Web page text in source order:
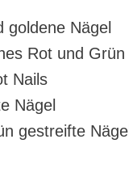
goldene Nägel
Rot und Grün
Nails
Nägel
gestreifte Nägel